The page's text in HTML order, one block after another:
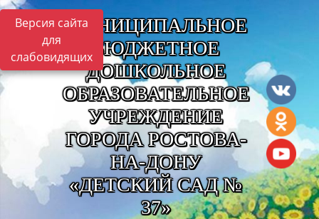
Версия сайта
для
слабовидящих
МУНИЦИПАЛЬНОЕ
БЮДЖЕТНОЕ
ДОШКОЛЬНОЕ
ОБРАЗОВАТЕЛЬНОЕ
УЧРЕЖДЕНИЕ
ГОРОДА РОСТОВА-
НА-ДОНУ
«ДЕТСКИЙ САД №
37»